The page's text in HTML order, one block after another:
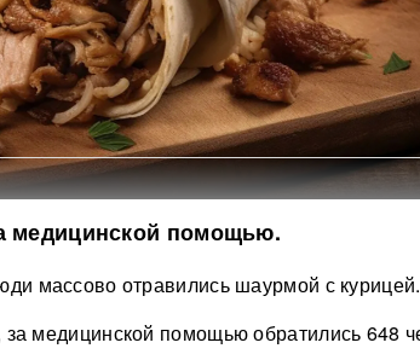
медицинской помощью.
массово отравились шаурмой с курицей.
медицинской помощью обратились 648